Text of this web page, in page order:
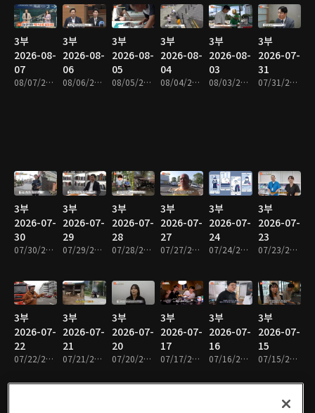
3부
2026-08-
07
08/07/2026 • 48분
3부
2026-08-
06
08/06/2026 • 48분
3부
2026-08-
05
08/05/2026 • 48분
3부
2026-08-
04
08/04/2026 • 47분
3부
2026-08-
03
08/03/2026 • 48분
3부
2026-07-
31
07/31/2026 • 47분
3부
2026-07-
30
07/30/2026 • 47분
3부
2026-07-
29
07/29/2026 • 48분
3부
2026-07-
28
07/28/2026 • 48분
3부
2026-07-
27
07/27/2026 • 48분
3부
2026-07-
24
07/24/2026 • 47분
3부
2026-07-
23
07/23/2026 • 48분
3부
2026-07-
22
07/22/2026 • 48분
3부
2026-07-
21
07/21/2026 • 48분
3부
2026-07-
20
07/20/2026 • 48분
3부
2026-07-
17
07/17/2026 • 47분
3부
2026-07-
16
07/16/2026 • 48분
3부
2026-07-
15
07/15/2026 • 48분